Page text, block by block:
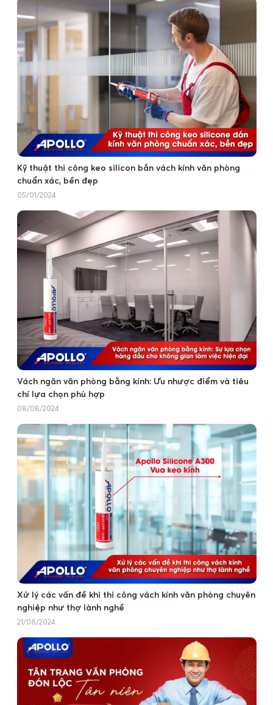
Kỹ thuật thi công keo silicon bắn vách kính văn phòng
chuẩn xác, bền đẹp
05/01/2024
Vách ngăn văn phòng bằng kính: Ưu nhược điểm và tiêu
chí lựa chọn phù hợp
08/08/2024
Xử lý các vấn đề khi thi công vách kính văn phòng chuyên
nghiệp như thợ lành nghề
21/08/2024